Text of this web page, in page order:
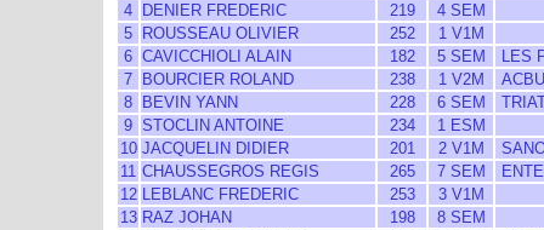
4
DENIER FREDERIC 219
4 SEM
5
ROUSSEAU OLIVIER 252
1 V1M
6 CAVICCHIOLI ALAIN 182 5 SEM
LES
7
BOURCIER ROLAND 238 1 V2M
8
BEVIN YANN 228 6 SEM
9 STOCLIN ANTOINE 234
1 ESM
10 JACQUELIN DIDIER 201 2 V1M
11 CHAUSSEGROS REGIS 265 7 SEM
12 LEBLANC FREDERIC 253
3 V1M
13 RAZ JOHAN 198
8 SEM